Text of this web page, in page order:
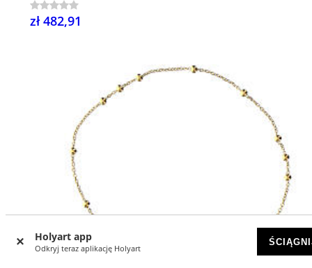
Holyart app
Odkryj teraz aplikację Holyart
zł 482,91